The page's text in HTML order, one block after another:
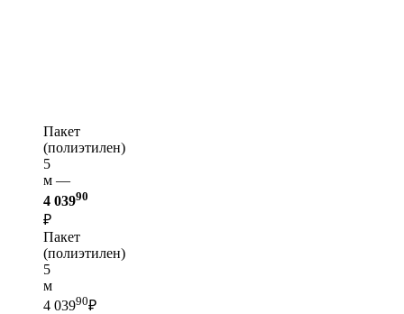
Пакет
(полиэтилен)
5
м —
4 03990
₽
Пакет
(полиэтилен)
5
м
4 03990₽